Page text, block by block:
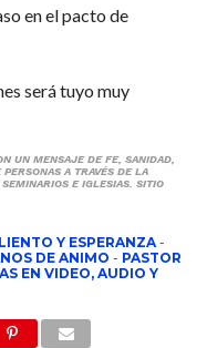
en el pacto de
será tuyo muy
UN MENSAJE DE FE, SANIDAD,
A TRAVÉS DE LA
E IGLESIAS. SITIO
Y ESPERANZA-
DE ANIMO - PASTOR
EN VIDEO, AUDIO Y